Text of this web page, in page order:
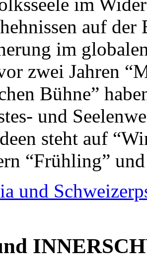
auf
im
zwei Jahren
Bühne”
und
steht auf
“Frühling”
und